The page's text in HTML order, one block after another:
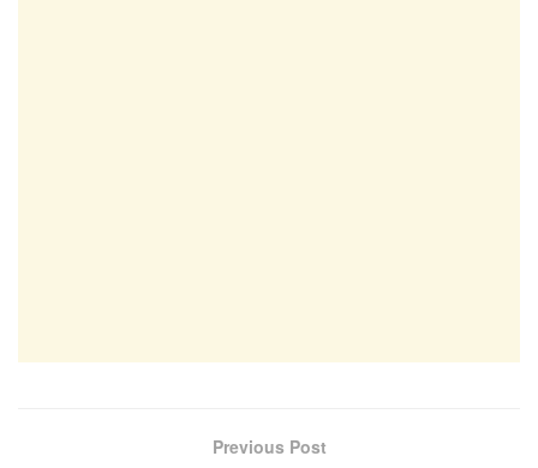
Previous Post